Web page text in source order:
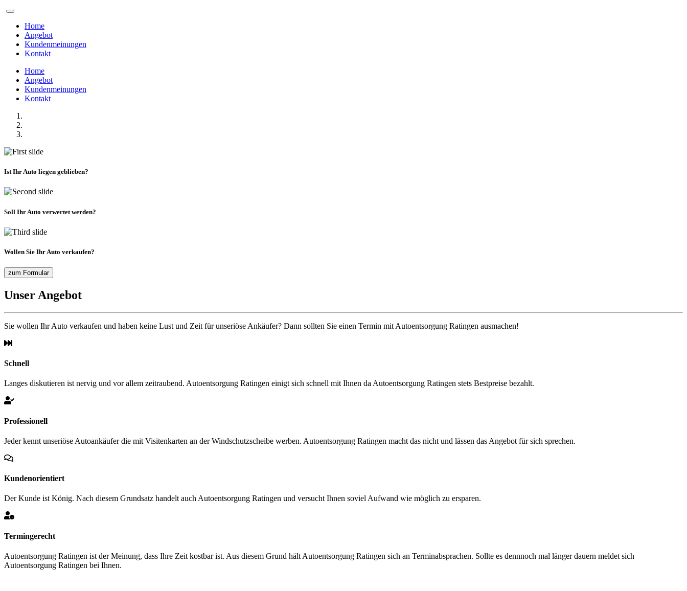
Home
Angebot
Kundenmeinungen
Kontakt
Home
Angebot
Kundenmeinungen
Kontakt
Ist Ihr Auto liegen geblieben?
Soll Ihr Auto verwertet werden?
Wollen Sie Ihr Auto verkaufen?
zum Formular
Unser Angebot
Sie wollen Ihr Auto verkaufen und haben keine Lust und Zeit für unseriöse Ankäufer? Dann sollten Sie einen Termin mit Autoentsorgung Ratingen ausmachen!
Schnell
Langes diskutieren ist nervig und vor allem zeitraubend. Autoentsorgung Ratingen einigt sich schnell mit Ihnen da Autoentsorgung Ratingen stets Bestpreise bezahlt.
Professionell
Jeder kennt unseriöse Autoankäufer die mit Visitenkarten an der Windschutzscheibe werben. Autoentsorgung Ratingen macht das nicht und lässen das Angebot für sich sprechen.
Kundenorientiert
Der Kunde ist König. Nach diesem Grundsatz handelt auch Autoentsorgung Ratingen und versucht Ihnen soviel Aufwand wie möglich zu ersparen.
Termingerecht
Autoentsorgung Ratingen ist der Meinung, dass Ihre Zeit kostbar ist. Aus diesem Grund hält Autoentsorgung Ratingen sich an Terminabsprachen. Sollte es dennnoch mal länger dauern meldet sich
Autoentsorgung Ratingen bei Ihnen.